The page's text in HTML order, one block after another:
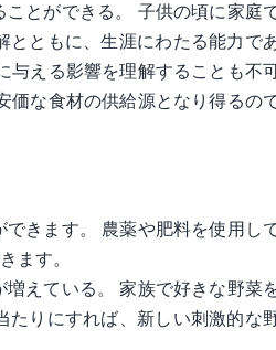
とができる。 子供の頃に家庭
とともに、生涯にわたる能力で
与える影響を理解することも不
価な食材の供給源となり得るの
きます。 農薬や肥料を使用し
ます。
えている。 家族で好きな野菜
たりにすれば、新しい刺激的な